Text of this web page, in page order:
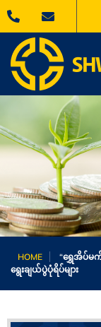
HOME
“ရွှေအိပ်မ
ရွေးချယ်ပွဲပုံရိပ်များ